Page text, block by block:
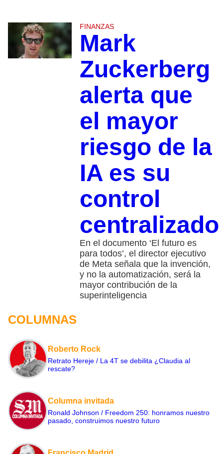
FINANZAS
Mark
Zuckerberg
alerta que
el mayor
riesgo de la
IA es su
control
centralizado
En el documento ‘El futuro es
para todos’, el director ejecutivo
de Meta señala que la invención,
y no la automatización, será la
mayor contribución de la
superinteligencia
COLUMNAS
Roberto Rock
Retrato Hereje / La 4T se debilita ¿Claudia al
rescate?
Columna invitada
Ronald Johnson / Freedom 250: honramos nuestro
pasado, construimos nuestro futuro